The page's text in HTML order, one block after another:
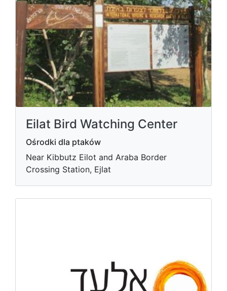
Eilat Bird Watching Center
Ośrodki dla ptaków
Near Kibbutz Eilot and Araba Border
Crossing Station, Ejlat